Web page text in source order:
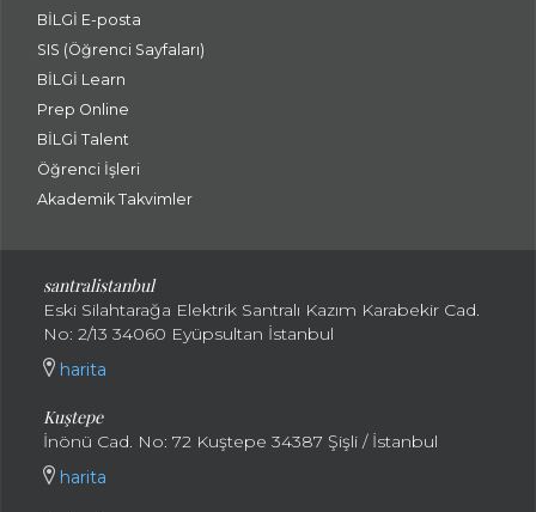
BİLGİ E-posta
SIS (Öğrenci Sayfaları)
BİLGİ Learn
Prep Online
BİLGİ Talent
Öğrenci İşleri
Akademik Takvimler
santralistanbul
Eski Silahtarağa Elektrik Santralı Kazım Karabekir Cad.
No: 2/13 34060 Eyüpsultan İstanbul
harita
Kuştepe
İnönü Cad. No: 72 Kuştepe 34387 Şişli / İstanbul
harita